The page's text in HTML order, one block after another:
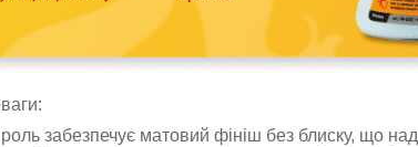
забезпечує матовий фініш без блиску, що